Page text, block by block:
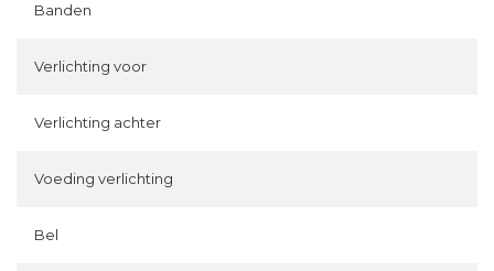
Banden
Verlichting voor
Verlichting achter
Voeding verlichting
Bel